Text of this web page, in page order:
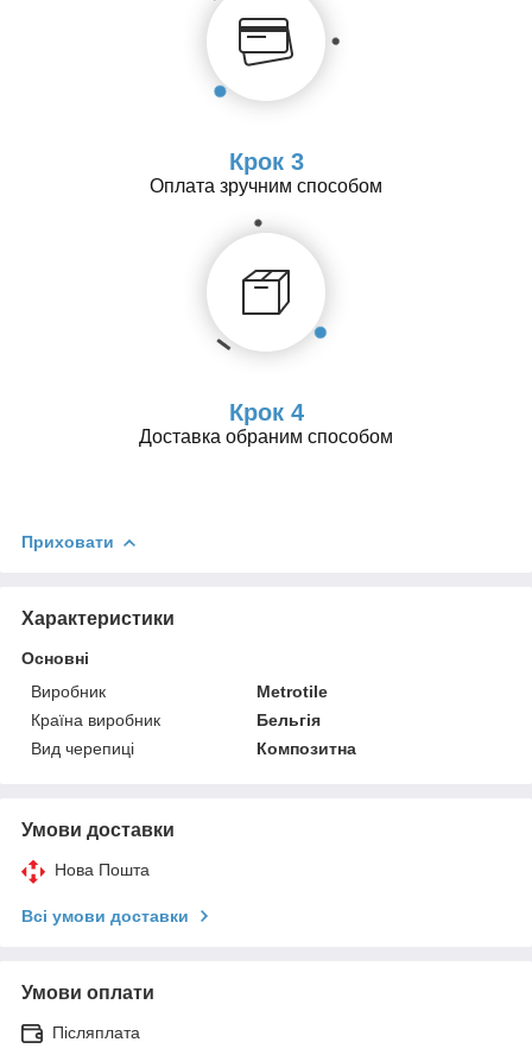
Крок 3
Оплата зручним способом
Крок 4
Доставка обраним способом
Приховати
Характеристики
Основні
Виробник
Metrotile
Країна виробник
Бельгія
Вид черепиці
Композитна
Умови доставки
Нова Пошта
Всі умови доставки
Умови оплати
Післяплата